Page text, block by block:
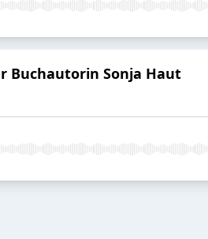
Buchautorin Sonja Haut